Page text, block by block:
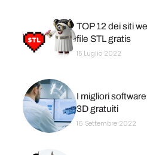
TOP 12 dei siti
file STL gratis
15 Luglio 2022
I migliori
3D gratuiti
16 Settembre 2022